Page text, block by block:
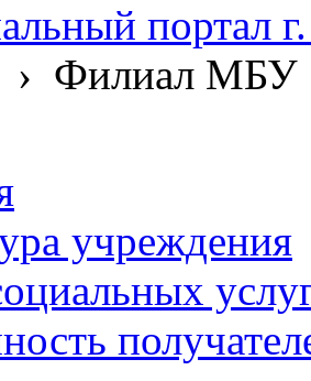
портал
› Филиал МБУ
учреждения